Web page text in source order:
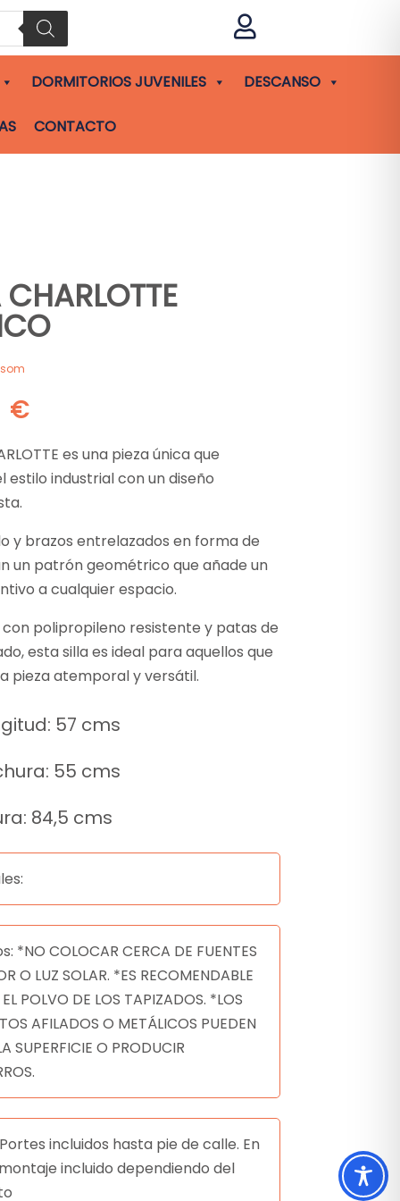

DORMITORIOS JUVENILES DESCANSO
CONTACTO
CHARLOTTE
€
es una pieza única que
estilo industrial con un diseño
y brazos entrelazados en forma de
un patrón geométrico que añade un
a cualquier espacio.
polipropileno resistente y patas de
esta silla es ideal para aquellos que
pieza atemporal y versátil.
57 cms
55 cms
84,5 cms
*NO COLOCAR CERCA DE FUENTES
O LUZ SOLAR. *ES RECOMENDABLE
POLVO DE LOS TAPIZADOS. *LOS
AFILADOS O METÁLICOS PUEDEN
SUPERFICIE O PRODUCIR
incluidos hasta pie de calle. En
incluido dependiendo del